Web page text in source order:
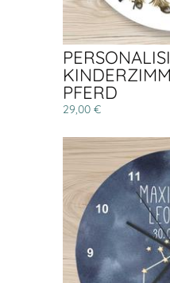
PFERD
29,00 €